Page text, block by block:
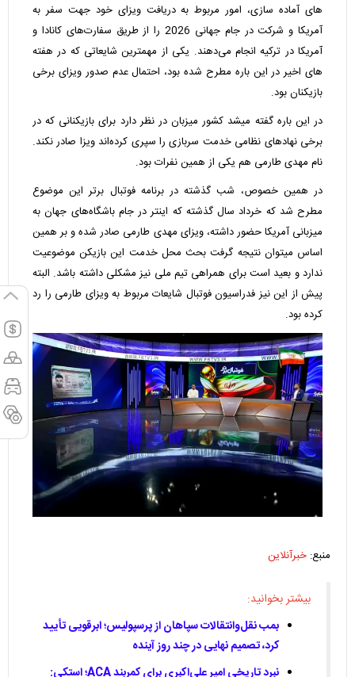
های آماده سازی، امور مربوط به دریافت ویزای خود جهت سفر به
آمریکا و شرکت در جام جهانی 2026 را از طریق سفارت‌های کانادا و
آمریکا در ترکیه انجام می‌دهند. یکی از مهمترین شایعاتی که در هفته
های اخیر در این باره مطرح شده بود، احتمال عدم صدور ویزای برخی
بازیکنان بود.
در این باره گفته میشد کشور میزبان در نظر دارد برای بازیکنانی که در
برخی نهادهای نظامی خدمت سربازی را سپری کرده‌اند ویزا صادر نکند.
نام مهدی طارمی هم یکی از همین نفرات بود.
در همین خصوص، شب گذشته در برنامه فوتبال برتر این موضوع
مطرح شد که خرداد سال گذشته که اینتر در جام باشگاه‌های جهان به
میزبانی آمریکا حضور داشته، ویزای مهدی طارمی صادر شده و بر همین
اساس میتوان نتیجه گرفت بحث محل خدمت این بازیکن موضوعیت
ندارد و بعید است برای همراهی تیم ملی نیز مشکلی داشته باشد. البته
پیش از این نیز فدراسیون فوتبال شایعات مربوط به ویزای طارمی را رد
کرده بود.
منبع: خبرآنلاین
بیشتر بخوانید:
بمب نقل‌وانتقالات سپاهان از پرسپولیس؛ ابرقویی تأیید
کرد، تصمیم نهایی در چند روز آینده